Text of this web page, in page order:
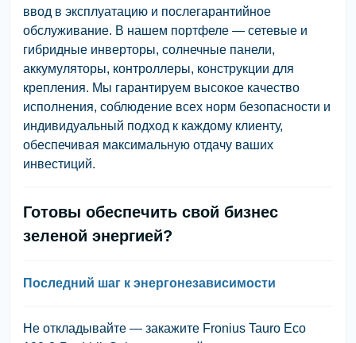
ввод в эксплуатацию и послегарантийное
обслуживание. В нашем портфеле — сетевые и
гибридные инверторы, солнечные панели,
аккумуляторы, контроллеры, конструкции для
крепления. Мы гарантируем высокое качество
исполнения, соблюдение всех норм безопасности и
индивидуальный подход к каждому клиенту,
обеспечивая максимальную отдачу ваших
инвестиций.
Готовы обеспечить свой бизнес
зеленой энергией?
Последний шаг к энергонезависимости
Не откладывайте — закажите Fronius Tauro Eco